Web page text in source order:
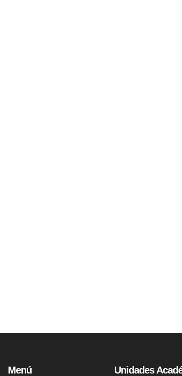
Menú Unidades